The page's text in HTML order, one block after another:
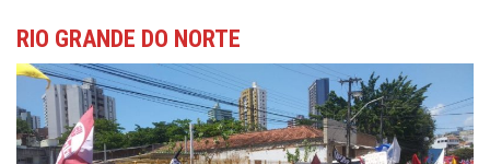
RIO GRANDE DO NORTE